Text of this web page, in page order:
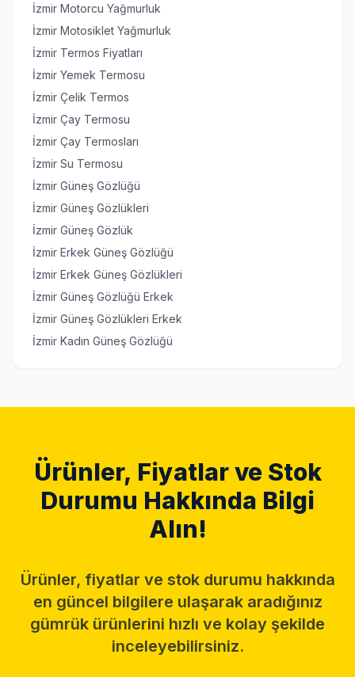
İzmir Motorcu Yağmurluk
İzmir Motosiklet Yağmurluk
İzmir Termos Fiyatları
İzmir Yemek Termosu
İzmir Çelik Termos
İzmir Çay Termosu
İzmir Çay Termosları
İzmir Su Termosu
İzmir Güneş Gözlüğü
İzmir Güneş Gözlükleri
İzmir Güneş Gözlük
İzmir Erkek Güneş Gözlüğü
İzmir Erkek Güneş Gözlükleri
İzmir Güneş Gözlüğü Erkek
İzmir Güneş Gözlükleri Erkek
İzmir Kadın Güneş Gözlüğü
Ürünler, Fiyatlar ve Stok
Durumu Hakkında Bilgi
Alın!
Ürünler, fiyatlar ve stok durumu hakkında
en güncel bilgilere ulaşarak aradığınız
gümrük ürünlerini hızlı ve kolay şekilde
inceleyebilirsiniz.